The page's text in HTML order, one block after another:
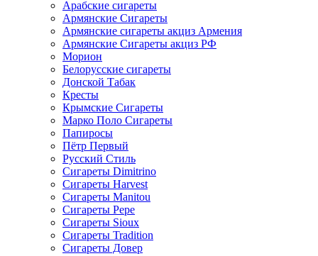
Арабские сигареты
Армянские Сигареты
Армянские сигареты акциз Армения
Армянские Сигареты акциз РФ
Морион
Белорусские сигареты
Донской Табак
Кресты
Крымские Сигареты
Марко Поло Сигареты
Папиросы
Пётр Первый
Русский Стиль
Сигареты Dimitrino
Сигареты Harvest
Сигареты Manitou
Сигареты Pepe
Сигареты Sioux
Сигареты Tradition
Сигареты Довер